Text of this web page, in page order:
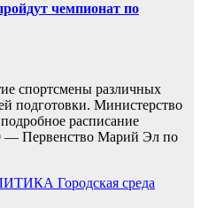
чемпионат по
спортсмены различных
подготовки. Министерство
расписание
— Первенство Марий Эл по
Городская среда